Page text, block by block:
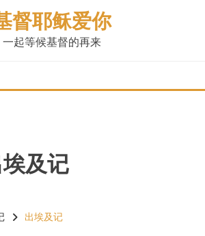
督耶稣爱你
一起等候基督的再来
埃及记
出埃及记